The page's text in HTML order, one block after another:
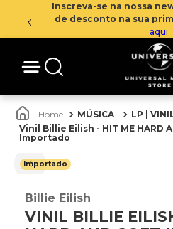
Inscreva-se na nossa
de desconto na sua
aqui
MÚSICA LP |
Vinil Billie Eilish - HIT ME HARD
Importado
Importado
Billie Eilish
VINIL BILLIE